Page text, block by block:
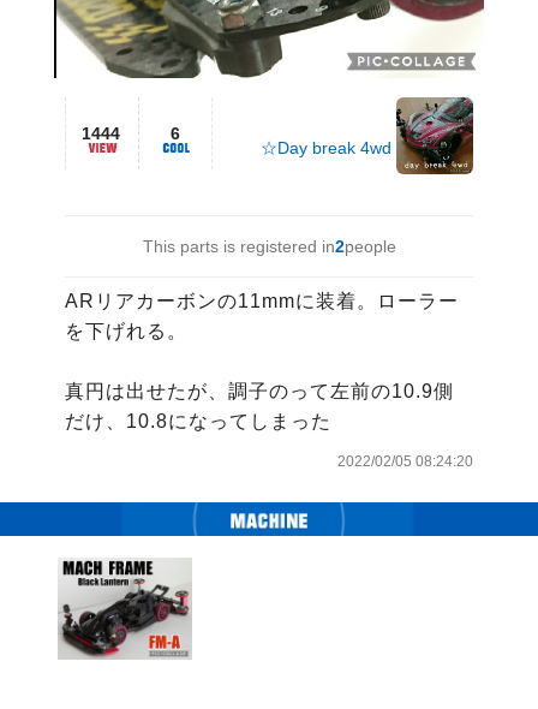
1444 6
☆Day break 4wd
This parts is registered in2people
ARリアカーボンの11mmに装着。ローラー
を下げれる。
真円は出せたが、調子のって左前の10.9側
だけ、10.8になってしまった
2022/02/05 08:24:20